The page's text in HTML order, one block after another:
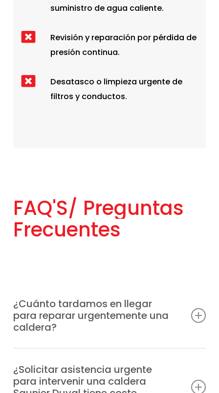
suministro de agua caliente.
Revisión y reparación por pérdida de
presión continua.
Desatasco o limpieza urgente de
filtros y conductos.
FAQ'S/ Preguntas
Frecuentes
¿Cuánto tardamos en llegar
para reparar urgentemente una
caldera?
tiempo posible, normalmente en un periodo
de 1-2 horas desde tu aviso, dependiendo
¿Solicitar asistencia urgente
para intervenir una caldera